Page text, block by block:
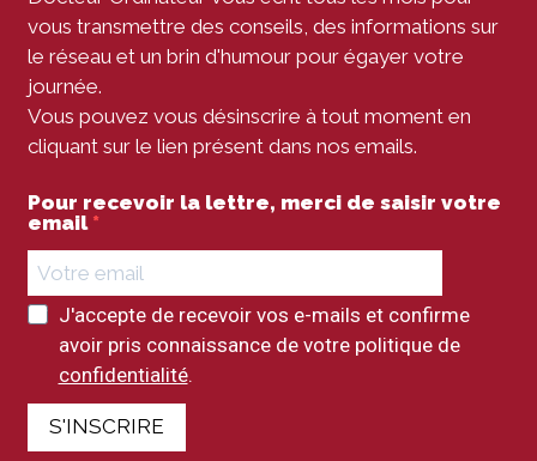
vous transmettre des conseils, des informations sur
le réseau et un brin d'humour pour égayer votre
journée.
Vous pouvez vous désinscrire à tout moment en
cliquant sur le lien présent dans nos emails.
Pour recevoir la lettre, merci de saisir votre
email
J'accepte de recevoir vos e-mails et confirme
avoir pris connaissance de votre politique de
confidentialité.
S'INSCRIRE